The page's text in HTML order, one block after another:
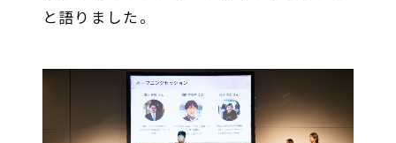
と語りました。